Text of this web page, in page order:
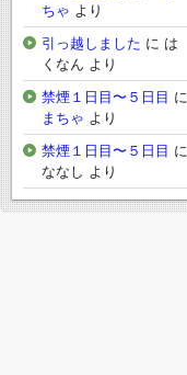
ちゃ より
引っ越しました に は
くなん より
禁煙１日目〜５日目 に
まちゃ より
禁煙１日目〜５日目 に
ななし より